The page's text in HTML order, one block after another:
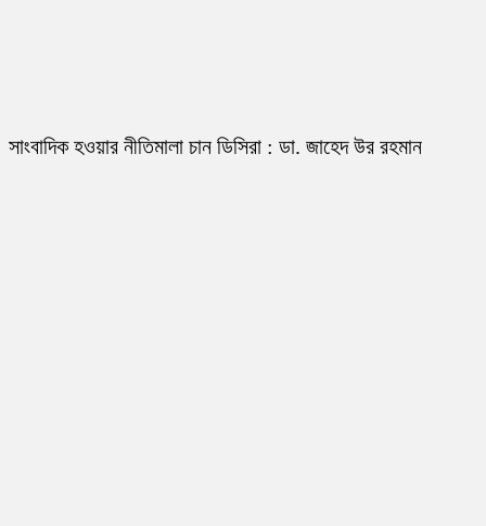
সাংবাদিক হওয়ার নীতিমালা চান ডিসিরা : ডা. জাহেদ উর রহমান